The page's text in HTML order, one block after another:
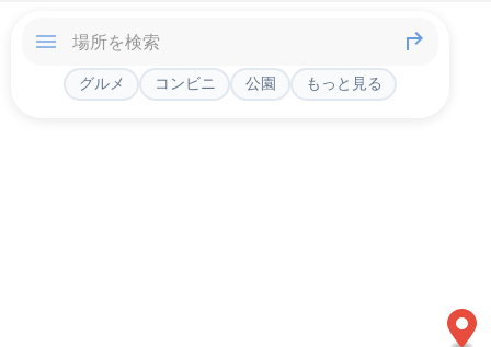
グルメ コンビニ 公園 もっと見る